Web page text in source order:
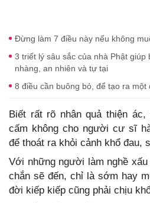
Đừng làm 7 điều này nếu không
3 triết lý sâu sắc của nhà Phật
nhàng, an nhiên và tự tại
8 điều cần buông bỏ, để tạo ra
Biết rất rõ nhân quả thiện
cấm không cho người cư sĩ
để thoát ra khỏi cảnh khổ đau,
Với những người làm nghề
chắn sẽ đến, chỉ là sớm hay
đời kiếp kiếp cũng phải chịu